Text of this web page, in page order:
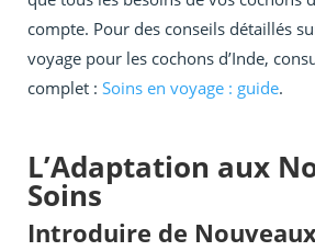
compte. Pour des conseils détaillés
voyage pour les cochons d’Inde,
complet : Soins en voyage : guide.
L’Adaptation aux
Soins
Introduire de